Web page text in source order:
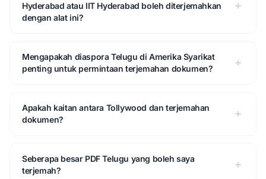
Hyderabad atau IIT Hyderabad boleh diterjemahkan
dengan alat ini?
Mengapakah diaspora Telugu di Amerika Syarikat
penting untuk permintaan terjemahan dokumen?
Apakah kaitan antara Tollywood dan terjemahan
dokumen?
Seberapa besar PDF Telugu yang boleh saya
terjemah?